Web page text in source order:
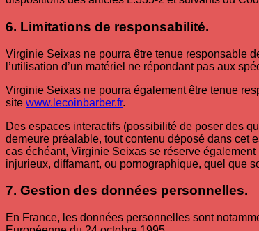
6. Limitations de responsabilité.
Virginie Seixas ne pourra être tenue responsable
l’utilisation d’un matériel ne répondant pas aux
Virginie Seixas ne pourra également être tenue
site www.lecoinbarber.fr.
Des espaces interactifs (possibilité de poser des
demeure préalable, tout contenu déposé dans cet
cas échéant, Virginie Seixas se réserve
injurieux, diffamant, ou pornographique, quel que
7. Gestion des données personnelles.
En France, les données personnelles sont